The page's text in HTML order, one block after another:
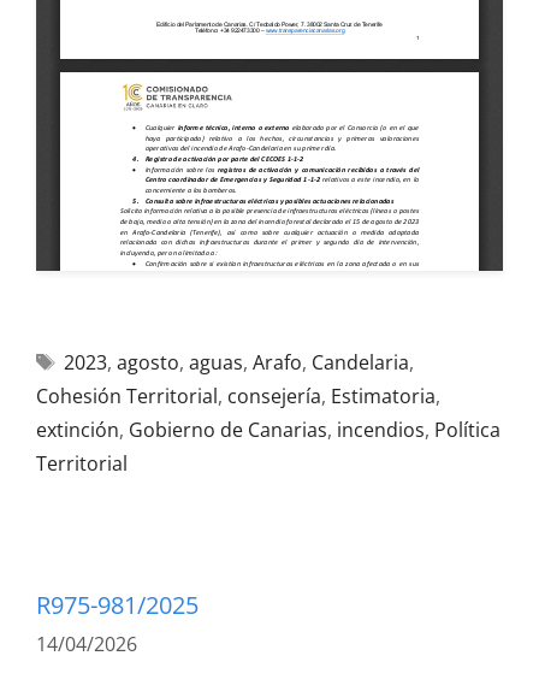
2023, agosto, aguas, Arafo, Candelaria,
Cohesión Territorial, consejería, Estimatoria,
extinción, Gobierno de Canarias, incendios, Política
Territorial
R975-981/2025
14/04/2026